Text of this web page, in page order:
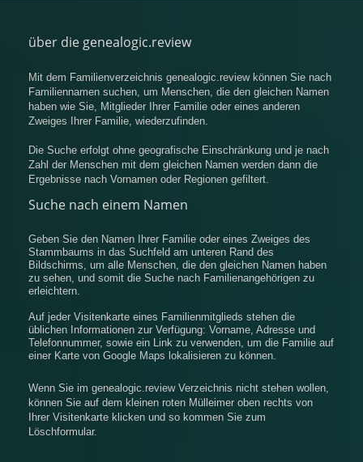
über die genealogic.review
Mit dem Familienverzeichnis genealogic.review können Sie nach
Familiennamen suchen, um Menschen, die den gleichen Namen
haben wie Sie, Mitglieder Ihrer Familie oder eines anderen
Zweiges Ihrer Familie, wiederzufinden.
Die Suche erfolgt ohne geografische Einschränkung und je nach
Zahl der Menschen mit dem gleichen Namen werden dann die
Ergebnisse nach Vornamen oder Regionen gefiltert.
Suche nach einem Namen
Geben Sie den Namen Ihrer Familie oder eines Zweiges des
Stammbaums in das Suchfeld am unteren Rand des
Bildschirms, um alle Menschen, die den gleichen Namen haben
zu sehen, und somit die Suche nach Familienangehörigen zu
erleichtern.
Auf jeder Visitenkarte eines Familienmitglieds stehen die
üblichen Informationen zur Verfügung: Vorname, Adresse und
Telefonnummer, sowie ein Link zu verwenden, um die Familie auf
einer Karte von Google Maps lokalisieren zu können.
Wenn Sie im genealogic.review Verzeichnis nicht stehen wollen,
können Sie auf dem kleinen roten Mülleimer oben rechts von
Ihrer Visitenkarte klicken und so kommen Sie zum
Löschformular.